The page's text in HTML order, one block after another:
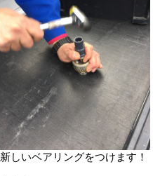
新しいベアリングをつけます！